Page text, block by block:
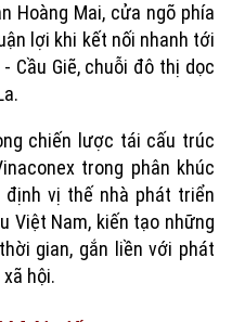
Hoàng Mai, cửa ngõ phía
lợi khi kết nối nhanh tới
Cầu Giẽ, chuỗi đô thị dọc
chiến lược tái cấu trúc
trong phân khúc
định vị thế nhà phát triển
Việt Nam, kiến tạo những
gian, gắn liền với phát
hội.